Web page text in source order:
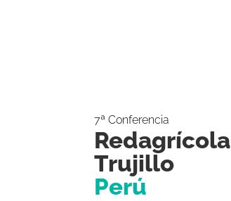
7ª Conferencia
Redagrícola
Trujillo
Perú